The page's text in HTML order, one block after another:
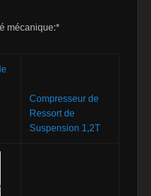
mécanique:*
Compresseur de
Ressort de
Suspension 1,2T